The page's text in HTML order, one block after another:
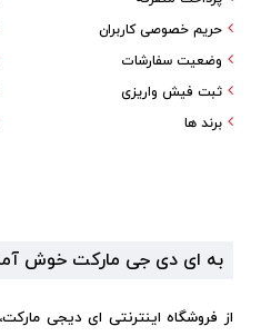
حریم خصوصی کاربران
وضعیت سفارشات
ثبت فیش واریزی
برند ها
به ای دی جی مارکت خوش
از فروشگاه اینترنتی ای دیجی